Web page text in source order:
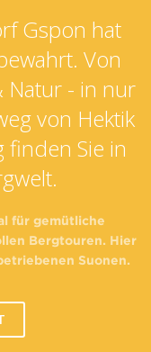
Gspon hat
Von
Natur - in nur
von Hektik
Sie in
für gemütliche
Bergtouren. Hier
Suonen.